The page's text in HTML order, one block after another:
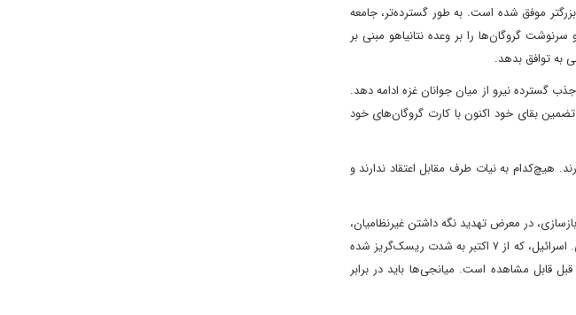
بزرگتر موفق شده است. به طور گسترده‌تر، جامعه
گروگان‌ها را بر وعده نتانیاهو مبنی بر
به توافق بدهد.
نیرو از میان جوانان غزه ادامه دهد.
بقای خود اکنون با کارت گروگان‌های خود
هیچ‌کدام به نیات طرف مقابل اعتقاد ندارند و
در معرض تهدید نگه داشتن غیرنظامیان،
و اجازه دادن به حماس برای ادامه معرفی خود به عنوان نیروی مرکزی در سیاست فلسطین، از جمله در کرانه باختری. اسرائیل، که از ۷ اکتبر به شدت ریسک‌گریز شده
قابل مشاهده است. میانجی‌ها باید در برابر